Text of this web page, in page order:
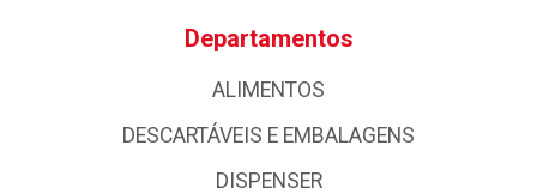
Departamentos
ALIMENTOS
DESCARTÁVEIS E EMBALAGENS
DISPENSER